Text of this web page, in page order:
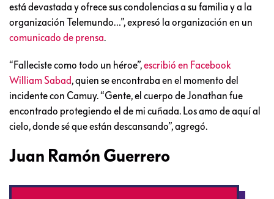
está devastada y ofrece sus condolencias a su familia y a la
organización Telemundo…”, expresó la organización en un
comunicado de prensa.
“Falleciste como todo un héroe”,escribió en Facebook
William Sabad, quien se encontraba en el momento del
incidente con Camuy. “Gente, el cuerpo de Jonathan fue
encontrado protegiendo el de mi cuñada. Los amo de aquí al
cielo, donde sé que están descansando”, agregó.
Juan Ramón Guerrero